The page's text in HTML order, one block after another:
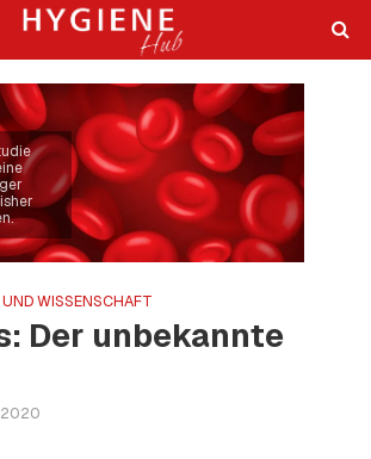
WISSENSCHAFT
Der unbekannte
2020